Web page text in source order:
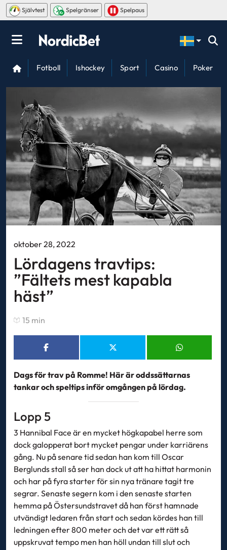
Självtest Spelgränser Spelpaus
Fotboll Ishockey Sport Casino Poker
oktober 28, 2022
Lördagens travtips:
”Fältets mest kapabla
häst”
15 min
Dags för trav på Romme! Här är oddssättarnas
tankar och speltips inför omgången på lördag.
Lopp 5
3 Hannibal Face är en mycket högkapabel herre som
dock galopperat bort mycket pengar under karriärens
gång. Nu på senare tid sedan han kom till Oscar
Berglunds stall så ser han dock ut att ha hittat harmonin
och har på fyra starter för sin nya tränare tagit tre
segrar. Senaste segern kom i den senaste starten
hemma på Östersundstravet då han först hamnade
utvändigt ledaren från start och sedan kördes han till
ledningen efter 800 meter och det var ett rätt så
uppskruvat tempo men han höll undan till slut och